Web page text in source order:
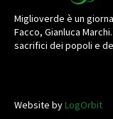
Miglioverde è un
Facco, Gianluca
sacrifici dei popoli e
Website byLogOrbit